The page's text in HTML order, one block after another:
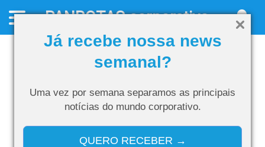
Já recebe nossa news
semanal?
Uma vez por semana separamos as principais
notícias do mundo corporativo.
QUERO RECEBER →
PANROTAScorporativo